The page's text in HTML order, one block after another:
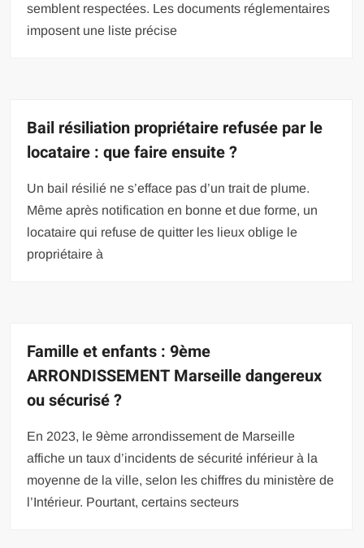
semblent respectées. Les documents réglementaires
imposent une liste précise
Bail résiliation propriétaire refusée par le
locataire : que faire ensuite ?
Un bail résilié ne s’efface pas d’un trait de plume.
Même après notification en bonne et due forme, un
locataire qui refuse de quitter les lieux oblige le
propriétaire à
Famille et enfants : 9ème
ARRONDISSEMENT Marseille dangereux
ou sécurisé ?
En 2023, le 9ème arrondissement de Marseille
affiche un taux d’incidents de sécurité inférieur à la
moyenne de la ville, selon les chiffres du ministère de
l’Intérieur. Pourtant, certains secteurs